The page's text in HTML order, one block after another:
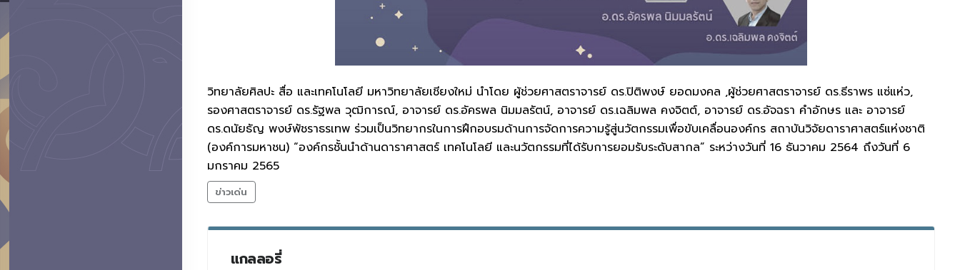
วิทยาลัยศิลปะ สื่อ และเทคโนโลยี มหาวิทยาลัยเชียงใหม่ นำโดย ผู้ช่วยศาสตราจารย์ ดร.ปิติพงษ์ ยอดมงคล ,ผู้ช่วยศาสตราจารย์ ดร.ธีราพร แซ่แห่ว,
รองศาสตราจารย์ ดร.รัฐพล วุฒิการณ์, อาจารย์ ดร.อัครพล นิมมลรัตน์, อาจารย์ ดร.เฉลิมพล คงจิตต์, อาจารย์ ดร.อัจฉรา คำอักษร และ อาจารย์
ดร.ดนัยธัญ พงษ์พัชราธรเทพ ร่วมเป็นวิทยากรในการฝึกอบรมด้านการจัดการความรู้สู่นวัตกรรมเพื่อขับเคลื่อนองค์กร สถาบันวิจัยดาราศาสตร์แห่งชาติ
(องค์การมหาชน) “องค์กรชั้นนำด้านดาราศาสตร์ เทคโนโลยี และนวัตกรรมที่ได้รับการยอมรับระดับสากล” ระหว่างวันที่ 16 ธันวาคม 2564 ถึงวันที่ 6
มกราคม 2565
ข่าวเด่น
แกลลอรี่